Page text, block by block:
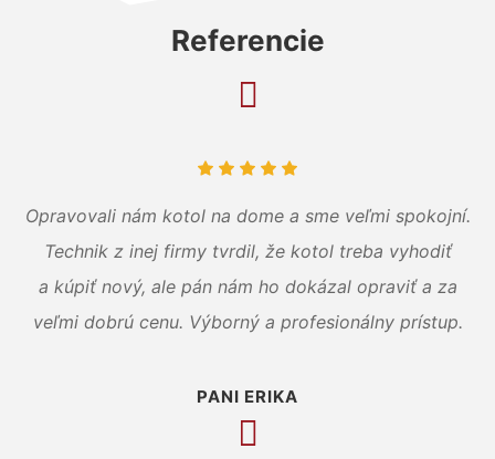
Referencie
Opravovali nám kotol na dome a sme veľmi spokojní.
Technik z inej firmy tvrdil, že kotol treba vyhodiť
a kúpiť nový, ale pán nám ho dokázal opraviť a za
veľmi dobrú cenu. Výborný a profesionálny prístup.
PANI ERIKA